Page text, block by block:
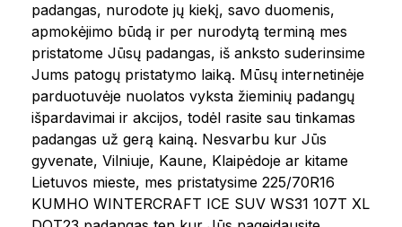
padangas, nurodote jų kiekį, savo duomenis,
apmokėjimo būdą ir per nurodytą terminą mes
pristatome Jūsų padangas, iš anksto suderinsime
Jums patogų pristatymo laiką. Mūsų internetinėje
parduotuvėje nuolatos vyksta žieminių padangų
išpardavimai ir akcijos, todėl rasite sau tinkamas
padangas už gerą kainą. Nesvarbu kur Jūs
gyvenate, Vilniuje, Kaune, Klaipėdoje ar kitame
Lietuvos mieste, mes pristatysime 225/70R16
KUMHO WINTERCRAFT ICE SUV WS31 107T XL